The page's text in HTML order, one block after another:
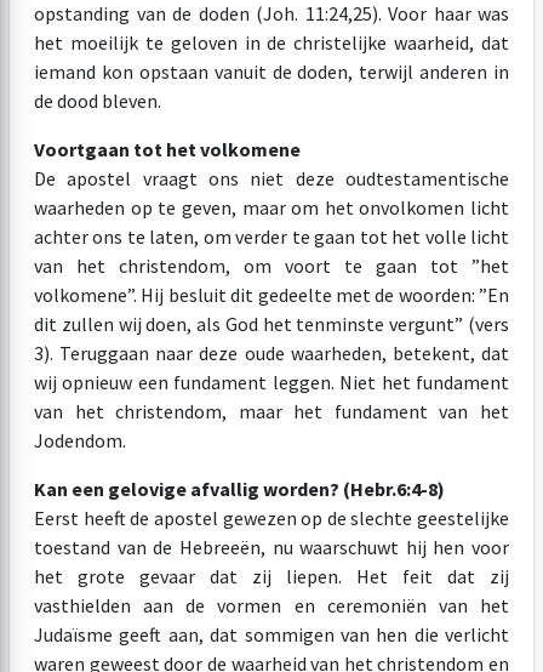
opstanding van de doden (Joh. 11:24,25). Voor haar was
het moeilijk te geloven in de christelijke waarheid, dat
iemand kon opstaan vanuit de doden, terwijl anderen in
de dood bleven.
Voortgaan tot het volkomene
De apostel vraagt ons niet deze oudtestamentische
waarheden op te geven, maar om het onvolkomen licht
achter ons te laten, om verder te gaan tot het volle licht
van het christendom, om voort te gaan tot ”het
volkomene”. Hij besluit dit gedeelte met de woorden: ”En
dit zullen wij doen, als God het tenminste vergunt” (vers
3). Teruggaan naar deze oude waarheden, betekent, dat
wij opnieuw een fundament leggen. Niet het fundament
van het christendom, maar het fundament van het
Jodendom.
Kan een gelovige afvallig worden? (Hebr.6:4-8)
Eerst heeft de apostel gewezen op de slechte geestelijke
toestand van de Hebreeën, nu waarschuwt hij hen voor
het grote gevaar dat zij liepen. Het feit dat zij
vasthielden aan de vormen en ceremoniën van het
Judaïsme geeft aan, dat sommigen van hen die verlicht
waren geweest door de waarheid van het christendom en